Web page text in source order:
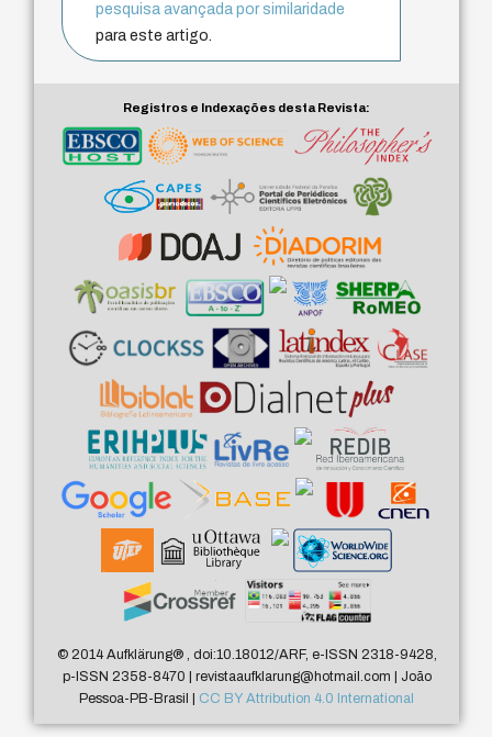
pesquisa avançada por similaridade
para este artigo.
Registros e Indexações desta Revista:
© 2014 Aufklärung®, doi:10.18012/ARF, e-ISSN 2318-9428,
p-ISSN 2358-8470 | revistaaufklarung@hotmail.com | João
Pessoa-PB-Brasil | CC BY Attribution 4.0 International